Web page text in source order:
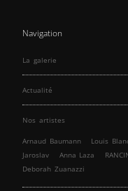
Navigation
La galerie
Actualité
Nos artistes
Arnaud Baumann Louis
Jaroslav
Anna Laza
Deborah Zuanazzi